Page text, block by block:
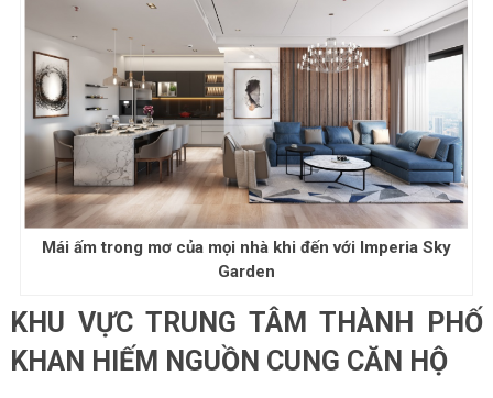
Mái ấm trong mơ của mọi nhà khi đến với Imperia Sky
Garden
KHU VỰC TRUNG TÂM THÀNH PHỐ
KHAN HIẾM NGUỒN CUNG CĂN HỘ